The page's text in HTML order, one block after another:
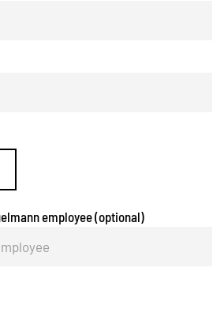
employee (optional)